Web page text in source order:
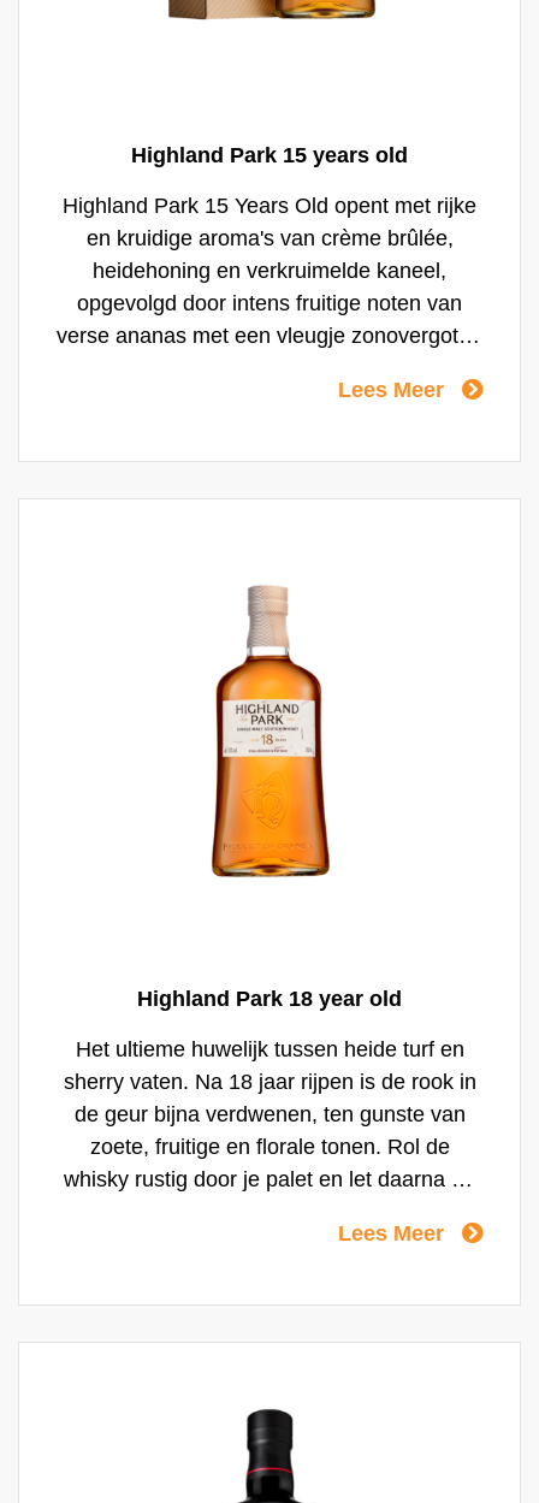
Highland Park 15 years old
Highland Park 15 Years Old opent met rijke
en kruidige aroma's van crème brûlée,
heidehoning en verkruimelde kaneel,
opgevolgd door intens fruitige noten van
verse ananas met een vleugje zonovergoten
een hint van versgebakken cake die net
kaneel. Dit keer niet als kruidig kruim, maar
als geroosterde stukken kaneelbast. Citrus-
Lees Meer
Highland Park 18 year old
Het ultieme huwelijk tussen heide turf en
sherry vaten. Na 18 jaar rijpen is de rook in
de geur bijna verdwenen, ten gunste van
zoete, fruitige en florale tonen. Rol de
whisky rustig door je palet en let daarna op
ontstaan. Liquid happiness! Voor de rijping
eikenhout met een nauwkeurige balans
tussen first fill en refill-vaten gebruikt.
Lees Meer